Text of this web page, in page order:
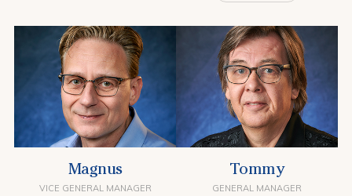
Magnus
VICE GENERAL MANAGER
Tommy
GENERAL MANAGER